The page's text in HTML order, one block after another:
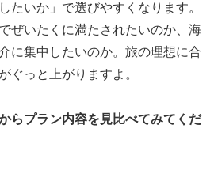
たいか」で選びやすくなります。
ぜいたくに満たされたいのか、海
に集中したいのか。旅の理想に合
ぐっと上がりますよ。
らプラン内容を見比べてみてくだ